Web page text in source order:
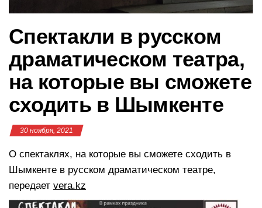
Спектакли в русском
драматическом театра,
на которые вы сможете
сходить в Шымкенте
30 ноября, 2021
О спектаклях, на которые вы сможете сходить в
Шымкенте в русском драматическом театре,
передает vera.kz